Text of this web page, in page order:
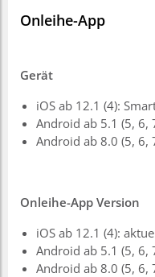
Onleihe-App
Gerät
iOS ab 12.1 (4):
Android ab 5.1 (5, 6,
Android ab 8.0 (5, 6,
Onleihe-App Version
iOS ab 12.1 (4):
Android ab 5.1 (5, 6,
Android ab 8.0 (5, 6,